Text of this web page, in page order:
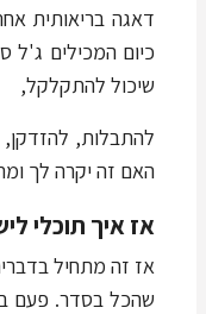
דאגה בריאותית
שיכול להתקלקל,
להתבלות, להזדקן,
האם זה יקרה לך
אז איך תוכלי
אז זה מתחיל
שהכל בסדר. פעם